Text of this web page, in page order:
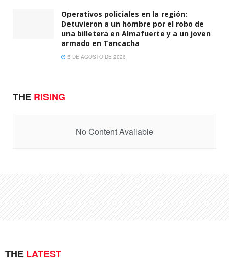
Operativos policiales en la región:
Detuvieron a un hombre por el robo de
una billetera en Almafuerte y a un joven
armado en Tancacha
5 DE AGOSTO DE 2026
THE RISING
No Content Available
THE LATEST